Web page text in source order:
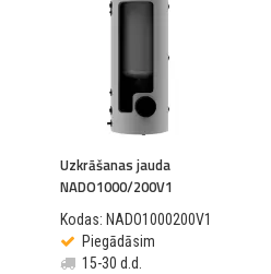
Uzkrāšanas jauda
NADO1000/200V1
Kodas: NADO1000200V1
Piegādāsim
15-30 d.d.